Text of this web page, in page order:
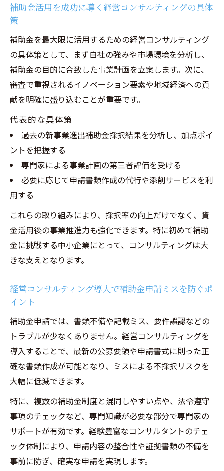
経営コンサルティング導入時の補助金申請
補助金申請の成功を左右する経営コンサル
ティングの助言
中小企業の新事業進出成功例から学ぶ実践法
経営コンサルティングで新事業進出補助金
実践的な経営コンサルティングによる補助
金活用のポイント
経営コンサルティングが明かす新事業進出
補助金の成功要素
経営コンサルティングを通じた事業計画策
定の工夫
補助金活用を成功に導く経営コンサルティングの具体
策
補助金を最大限に活用するための経営コンサルティング
の具体策として、まず自社の強みや市場環境を分析し、
補助金の目的に合致した事業計画を立案します。次に、
審査で重視されるイノベーション要素や地域経済への貢
献を明確に盛り込むことが重要です。
代表的な具体策
過去の新事業進出補助金採択結果を分析し、加点ポイ
ントを把握する
専門家による事業計画の第三者評価を受ける
必要に応じて申請書類作成の代行や添削サービスを利
用する
これらの取り組みにより、採択率の向上だけでなく、資
金活用後の事業推進力も強化できます。特に初めて補助
金に挑戦する中小企業にとって、コンサルティングは大
きな支えとなります。
経営コンサルティング導入で補助金申請ミスを防ぐポ
イント
補助金申請では、書類不備や記載ミス、要件誤認などの
トラブルが少なくありません。経営コンサルティングを
導入することで、最新の公募要領や申請書式に則った正
確な書類作成が可能となり、ミスによる不採択リスクを
大幅に低減できます。
特に、複数の補助金制度と混同しやすい点や、法令遵守
事項のチェックなど、専門知識が必要な部分で専門家の
サポートが有効です。経験豊富なコンサルタントのチェ
ック体制により、申請内容の整合性や証拠書類の不備を
事前に防ぎ、確実な申請を実現します。